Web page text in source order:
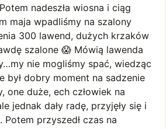
nadeszła wiosna i ciąg
maja wpadliśmy na szalony
300 lawend, dużych krzaków
szalone 😱 Mówią lawenda
nie mogliśmy spać, wiedząc
był dobry moment na sadzenie
one duże, ech człowiek na
jednak dały radę, przyjęły się i
Potem przyszedł czas na